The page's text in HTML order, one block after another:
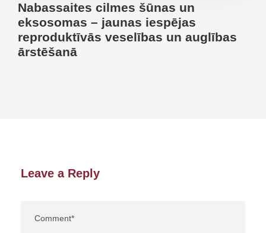
Nabassaites cilmes šūnas un
eksosomas – jaunas iespējas
reproduktīvās veselības un auglības
ārstēšanā
Leave a Reply